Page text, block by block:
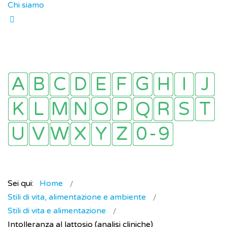
Chi siamo
Sei qui:
Home
Stili di vita, alimentazione e ambiente
Stili di vita e alimentazione
Intolleranza al lattosio (analisi cliniche)